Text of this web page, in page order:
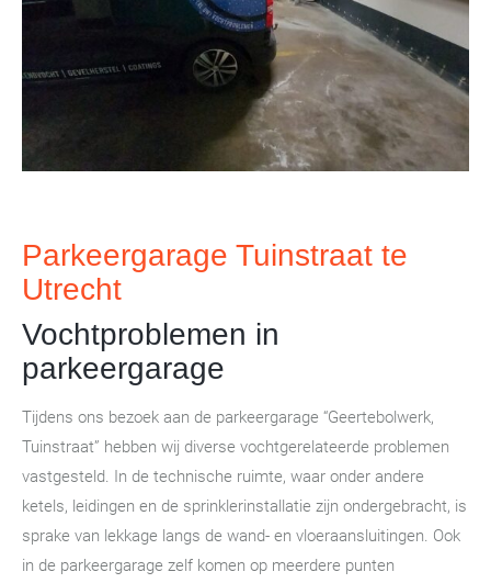
Parkeergarage Tuinstraat te
Utrecht
Vochtproblemen in
parkeergarage
Tijdens ons bezoek aan de parkeergarage “Geertebolwerk,
Tuinstraat” hebben wij diverse vochtgerelateerde problemen
vastgesteld. In de technische ruimte, waar onder andere
ketels, leidingen en de sprinklerinstallatie zijn ondergebracht, is
sprake van lekkage langs de wand- en vloeraansluitingen. Ook
in de parkeergarage zelf komen op meerdere punten